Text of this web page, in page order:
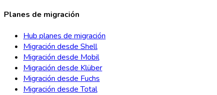
Planes de migración
Hub planes de migración
Migración desde Shell
Migración desde Mobil
Migración desde Klüber
Migración desde Fuchs
Migración desde Total